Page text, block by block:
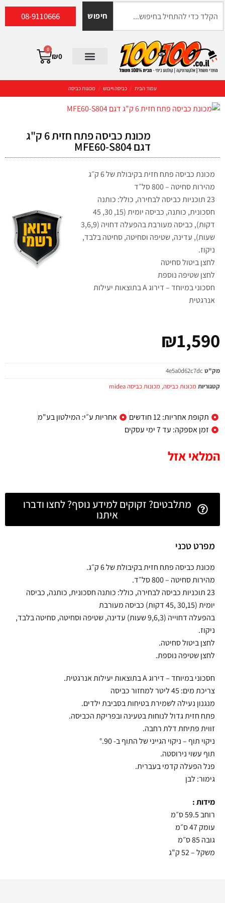
חיפוש 08-9110666
₪0
0
עמוד הבית / כביסה וייבוש / מכונות כביסה
מכונת כביסה פתח חזית 6 ק"ג
דגם MFE60-S804
מכונת כביסה פתח חזית בקיבולת של 6 ק״ג
מהירות סחיטה – 800 סל״ד
23 תוכניות כביסה לבחירה, כולל: כותנה
חסכונית, כותנה, כביסה יומית (15, 30, 45
דקות), כביסה מעורבת בהפעלה דחויה (3,6,9
שעות), עדינה, שטיפה וסחיטה, סחיטה בלבד,
ניקוז.
לחצן ביטול סחיטה
לחצן שטיפה נוספת
חסכוני במיוחד – דירוג A בתוצאות יעילות
אנרגטית
₪1,590
מק"ט4e5a0d62c7dc
קטגוריות מכונות כביסה, מכונות כביסה midea
תקופת אחריות: 12 חודשים
אחריות ע״י: המילטון בע"מ
זמן אספקה: עד 7 ימי עסקים
המלאי אזל
מתלבטים? זקוקים למידע נוסף? לחצו ודברו
איתנו
מפרט טכני
מכונת כביסה פתח חזית בקיבולת של 6 ק״ג.
מהירות סחיטה – 800 סל״ד.
23 תוכניות כביסה לבחירה, כולל: כותנה חסכונית, כותנה, כביסה
יומית (30,15 ,45 דקות) כביסה מעורבת
בהפעלה דחוייה (9,6,3 שעות) עדינה, שטיפה וסחיטה, סחיטה בלבד,
ניקוז.
לחצן ביטול סחיטה.
לחצן שטיפה נוספת.
חסכוני במיוחד – דירוג A בתוצאות יעילות אנרגטית.
צריכת מים: 45 ליטר למחזור כביסה
מנגנון נעילה לשמירת בטיחות בסביבת ילדים.
פתח חזית גדול לנוחות בטעינה ובפריקת הכביסה.
זווית פתיחת דלת רחבה.
ניקוי תוף – ניקוי הגייני של התוף ב- 90.°
תוף עשוי נירוסטה.
פנל הפעלה קדמי בעברית.
גימור: לבן
מידות :
רוחב 59.5 ס״מ
עומק 47 ס״מ
גובה 85 ס״מ
משקל – 52 ק"ג